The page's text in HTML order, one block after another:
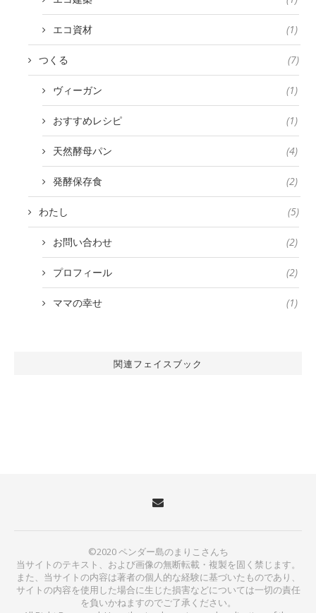
エコ資材 (1)
つくる (7)
ヴィーガン (1)
おすすめレシピ (1)
天然酵母パン (4)
発酵保存食 (2)
わたし (5)
お問い合わせ (2)
プロフィール (2)
ママの幸せ (1)
関連フェイスブック
©2020 ペンダー島のまりこさんち
当サイトのテキスト、および画像の無断転載・複製を固く禁じます。
また、当サイトの内容は著者の個人的な経験に基づいたものであり、
サイトの内容を使用した場合に生じた損害などについては一切の責任
を負いかねますのでご了承ください。